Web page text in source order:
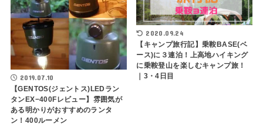
2019.07.10
【GENTOS(ジェントス)LEDラン
タンEX−400Fレビュー】雰囲気が
ある明かりがおすすめのランタ
ン！400ルーメン
2020.09.24
【キャンプ旅行記】乗鞍BASE(ベ
ース)に３連泊！上高地ハイキング
に乗鞍登山を楽しむキャンプ旅！
｜3・4日目